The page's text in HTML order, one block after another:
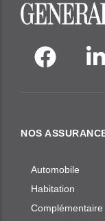
NOS
Automobile
Habitation
Complémentaire